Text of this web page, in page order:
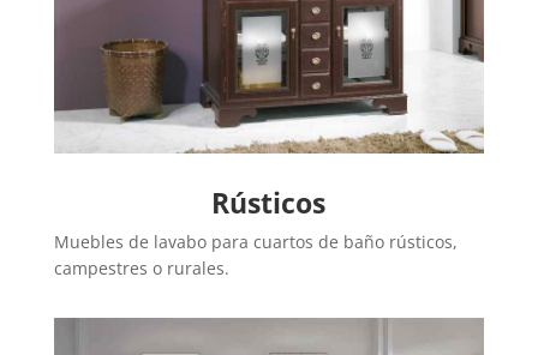
Rústicos
Muebles de lavabo para cuartos de baño rústicos,
campestres o rurales.